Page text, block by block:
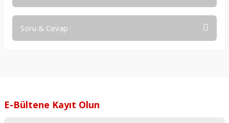
Soru & Cevap
E-Bültene Kayıt Olun